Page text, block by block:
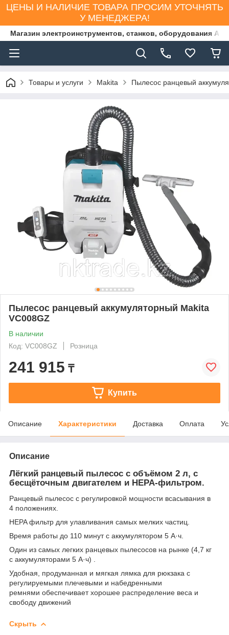
ЦЕНЫ И НАЛИЧИЕ ТОВАРА ПРОСИМ УТОЧНЯТЬ
У МЕНЕДЖЕРА!
Магазин электроинструментов, станков, оборудования
Товары и услуги Makita Пылесос ранцевый
Пылесос ранцевый аккумуляторный Makita
VC008GZ
В наличии
Код: VC008GZ
Розница
241 915 ₸
Купить
Описание Характеристики Доставка Оплата
Описание
Лёгкий ранцевый пылесос с объёмом 2 л, с
бесщёточным двигателем и HEPA-фильтром.
Ранцевый пылесос с регулировкой мощности всасывания в
4 положениях.
HEPA фильтр для улавливания самых мелких частиц.
Время работы до 110 минут с аккумулятором 5 А·ч.
Один из самых легких ранцевых пылесосов на рынке (4,7 кг
с аккумуляторами 5 А·ч) .
Удобная, продуманная и мягкая лямка для рюкзака с
регулируемыми плечевыми и набедренными
ремнями обеспечивает хорошее распределение веса и
свободу движений
Скрыть